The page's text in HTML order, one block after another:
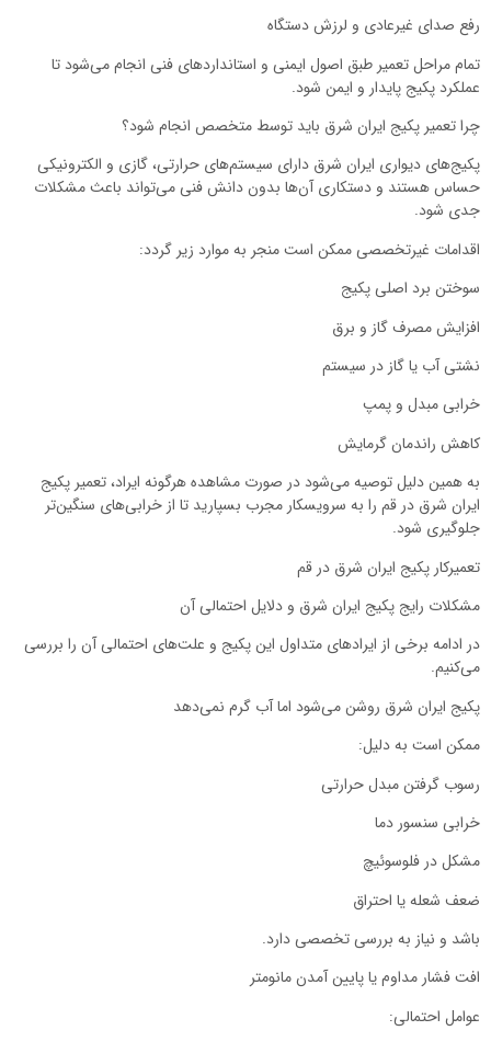
رفع صدای غیرعادی و لرزش دستگاه
تمام مراحل تعمیر طبق اصول ایمنی و استانداردهای فنی انجام می‌شود تا
عملکرد پکیج پایدار و ایمن شود.
چرا تعمیر پکیج ایران شرق باید توسط متخصص انجام شود؟
پکیج‌های دیواری ایران شرق دارای سیستم‌های حرارتی، گازی و الکترونیکی
حساس هستند و دستکاری آن‌ها بدون دانش فنی می‌تواند باعث مشکلات
جدی شود.
اقدامات غیرتخصصی ممکن است منجر به موارد زیر گردد:
سوختن برد اصلی پکیج
افزایش مصرف گاز و برق
نشتی آب یا گاز در سیستم
خرابی مبدل و پمپ
کاهش راندمان گرمایش
به همین دلیل توصیه می‌شود در صورت مشاهده هرگونه ایراد، تعمیر پکیج
ایران شرق در قم را به سرویسکار مجرب بسپارید تا از خرابی‌های سنگین‌تر
جلوگیری شود.
تعمیرکار پکیج ایران شرق در قم
مشکلات رایج پکیج ایران شرق و دلایل احتمالی آن
در ادامه برخی از ایرادهای متداول این پکیج و علت‌های احتمالی آن را بررسی
می‌کنیم.
پکیج ایران شرق روشن می‌شود اما آب گرم نمی‌دهد
ممکن است به دلیل:
رسوب گرفتن مبدل حرارتی
خرابی سنسور دما
مشکل در فلوسوئیچ
ضعف شعله یا احتراق
باشد و نیاز به بررسی تخصصی دارد.
افت فشار مداوم یا پایین آمدن مانومتر
عوامل احتمالی: